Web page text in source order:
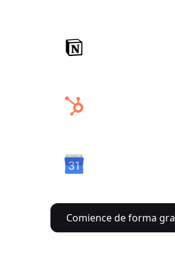
Comience de forma